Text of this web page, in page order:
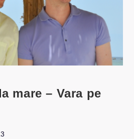
mare – Vara pe